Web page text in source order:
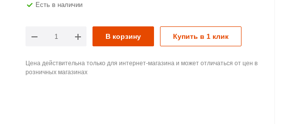
Есть в наличии
В корзину Купить в 1 клик
Цена действительна только для интернет-магазина и может отличаться от цен в
розничных магазинах